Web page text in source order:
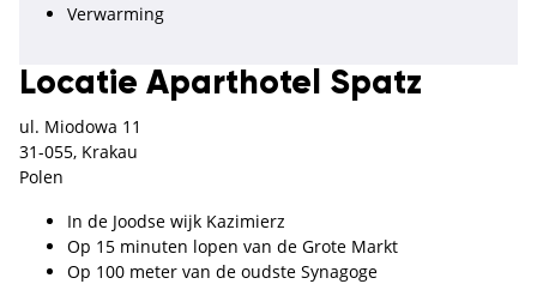
Verwarming
Locatie Aparthotel Spatz
ul. Miodowa 11
31-055, Krakau
Polen
In de Joodse wijk Kazimierz
Op 15 minuten lopen van de Grote Markt
Op 100 meter van de oudste Synagoge